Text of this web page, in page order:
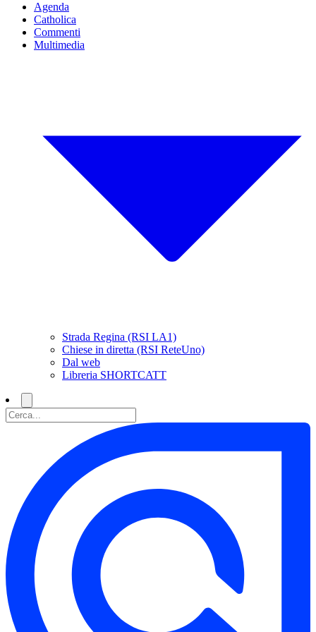
Agenda
Catholica
Commenti
Multimedia
Strada Regina (RSI LA1)
Chiese in diretta (RSI ReteUno)
Dal web
Libreria SHORTCATT